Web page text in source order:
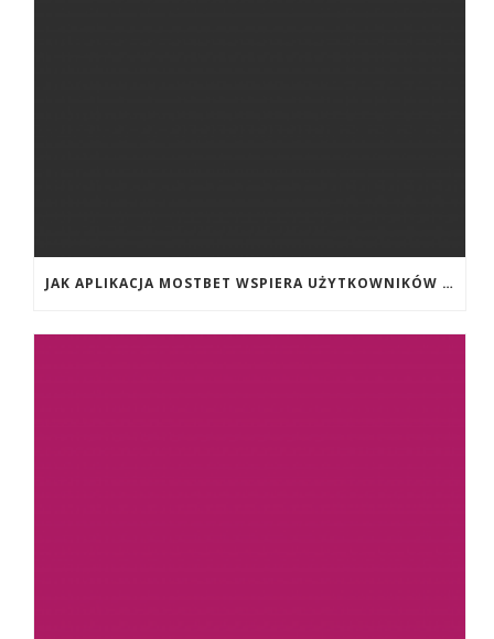
JAK APLIKACJA MOSTBET WSPIERA UŻYTKOWNIKÓW ANDROIDA?